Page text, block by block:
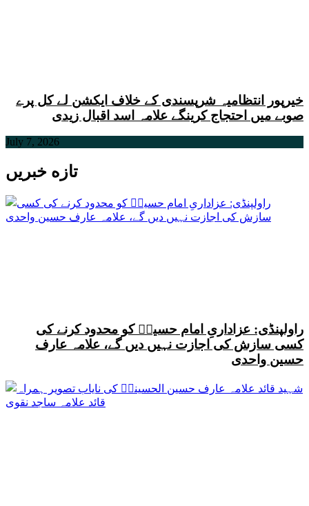
خیرپور انتظامیہ شرپسندی کے خلاف ایکشن لے کل پرے
صوبے میں احتجاج کرینگے علامہ اسد اقبال زیدی
July 7, 2026
تازه خبریں
راولپنڈی: عزاداریِ امام حسینؑ کو محدود کرنے کی
کسی سازش کی اجازت نہیں دیں گے، علامہ عارف
حسین واحدی